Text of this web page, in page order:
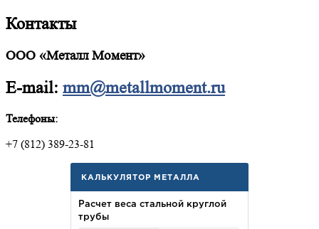
Контакты
ООО «Металл Момент»
E-mail: mm@metallmoment.ru
Телефоны:
+7 (812) 389-23-81